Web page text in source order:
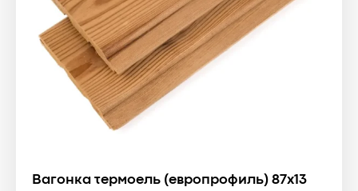
Вагонка термоель (европрофиль) 87x13